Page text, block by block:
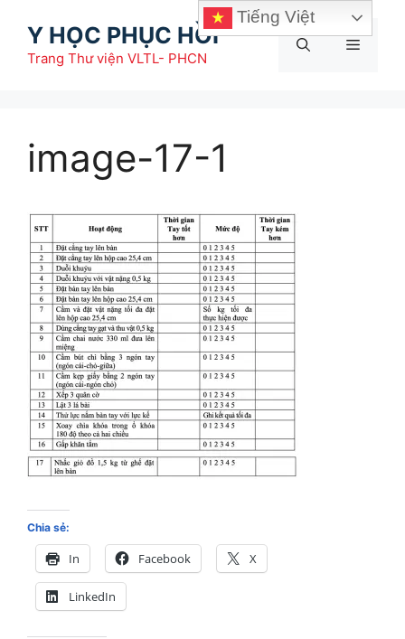
Y HỌC PHỤC HỒI
Trang Thư viện VLTL- PHCN
Menu
image-17-1
Chia sẻ:
In Facebook X
LinkedIn
Tiếng Việt